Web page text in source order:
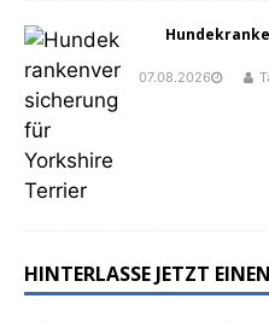
07.08.2026
HINTERLASSE JETZT